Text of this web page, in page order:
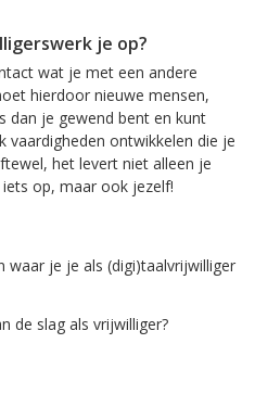
je op?
wat je met een andere
hierdoor nieuwe mensen,
dan je gewend bent en kunt
vaardigheden ontwikkelen die je
het levert niet alleen je
op, maar ook jezelf!
waar je je als (digi)taalvrijwilliger
de slag als vrijwilliger?